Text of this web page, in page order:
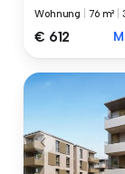
Wohnung 76 m² |
€ 612